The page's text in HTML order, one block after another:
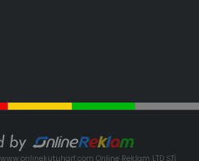
Online Reklam LTD ŞTİ